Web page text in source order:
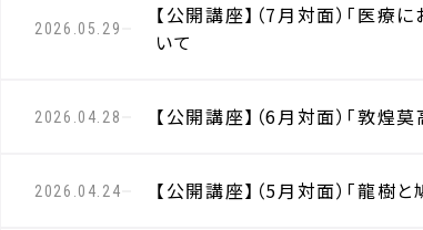
2026.05.29
【公開講座】（7月対面）「医
いて
2026.04.28 【公開講座】（6月対面）「敦煌
2026.04.24 【公開講座】（5月対面）「龍樹